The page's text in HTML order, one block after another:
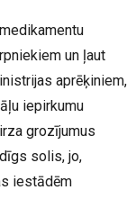
un ļaut
aprēķiniem,
iepirkumu
grozījumus
solis, jo,
iestādēm